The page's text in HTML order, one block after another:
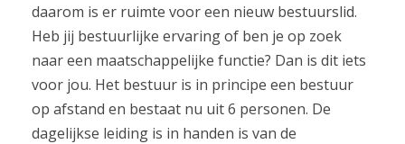
daarom is er ruimte voor een nieuw bestuurslid.
Heb jij bestuurlijke ervaring of ben je op zoek
naar een maatschappelijke functie? Dan is dit iets
voor jou. Het bestuur is in principe een bestuur
op afstand en bestaat nu uit 6 personen. De
dagelijkse leiding is in handen is van de